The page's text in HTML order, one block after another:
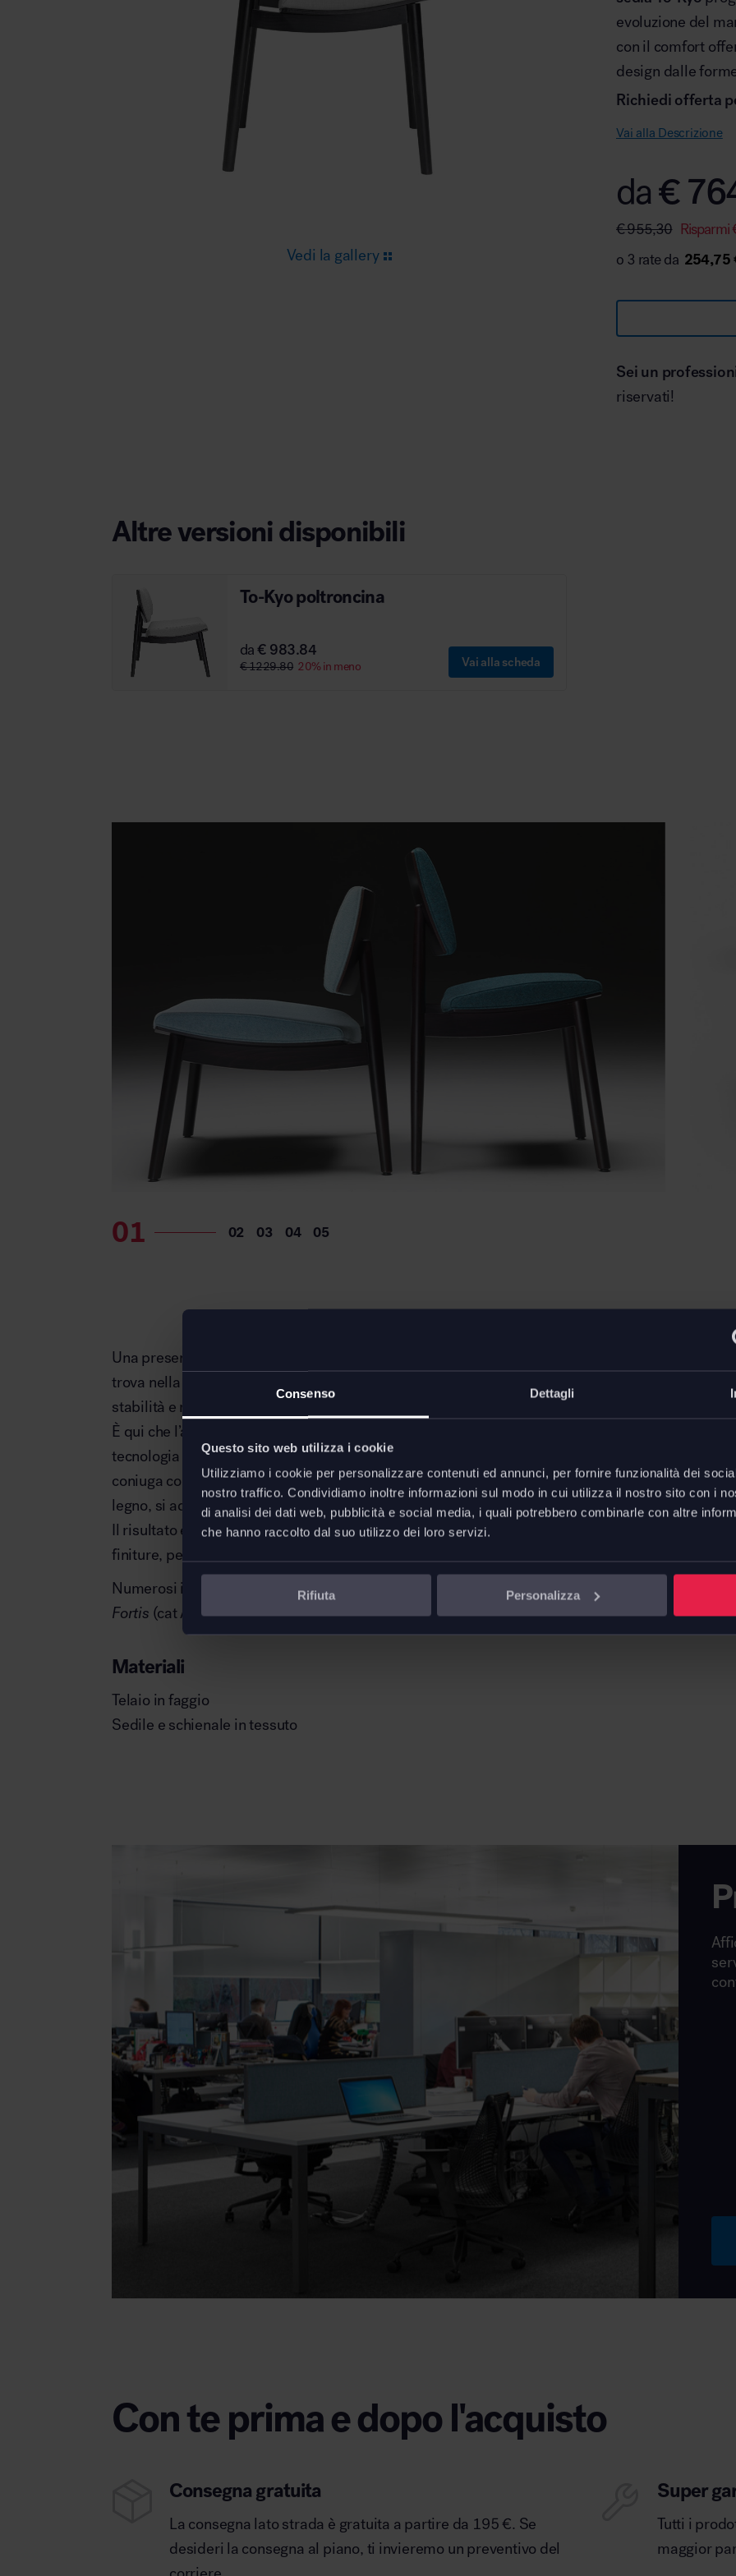
Consenso Dettagli
Questo sito web utilizza i cookie
Utilizziamo i cookie per personalizzare contenuti ed annunci, per fornire funzionalità dei
nostro traffico. Condividiamo inoltre informazioni sul modo in cui utilizza il nostro sito con i
di analisi dei dati web, pubblicità e social media, i quali potrebbero combinarle con altre
che hanno raccolto dal suo utilizzo dei loro servizi.
Rifiuta Personalizza
Area riunione e convegni Arredo area reception
Vedi la gallery
evoluzione del
con il comfort
design dalle
Richiedi offerta
Vai alla Descrizione
da€
€955,30 Risparmi
254,75
Sei un
riservati!
Altre versioni disponibili
To-Kyo poltroncina
da€ 983.84
€ 1229.80 20% in meno Vai alla scheda
Una presenza forte, quella di To-Kyo, caratterizzata da un design che
trova nella seduzione delle linee curve del telaio la sua idea di
stabilità e resistenza.
È qui che l’arte tradizionale di modellare il legno incontra la
tecnologia della lavorazione sferica, la curvatura del compensato si
coniuga con la tornitura del massello, e infine, sulle forme sinuose del
legno, si adagiano le accoglienti imbottiture in poliuretano.
Il risultato è un arredo sofisticato ma sobrio, disponibile in diverse
finiture, perfetto per i contesti di accoglienza e attesa.
Numerosi i rivestimenti dellasedia To-Kyo
, proponiamo il tessuto
Fortis (cat A).
Materiali
Telaio in faggio
Sedile e schienale in tessuto
To-
L. 52 -
Scheda
Con te prima e dopo l'acquisto
Consegna gratuita
La consegna lato strada è gratuita a partire da 195 €. Se
desideri la consegna al piano, ti invieremo un preventivo del
Super
Tutti i
maggior